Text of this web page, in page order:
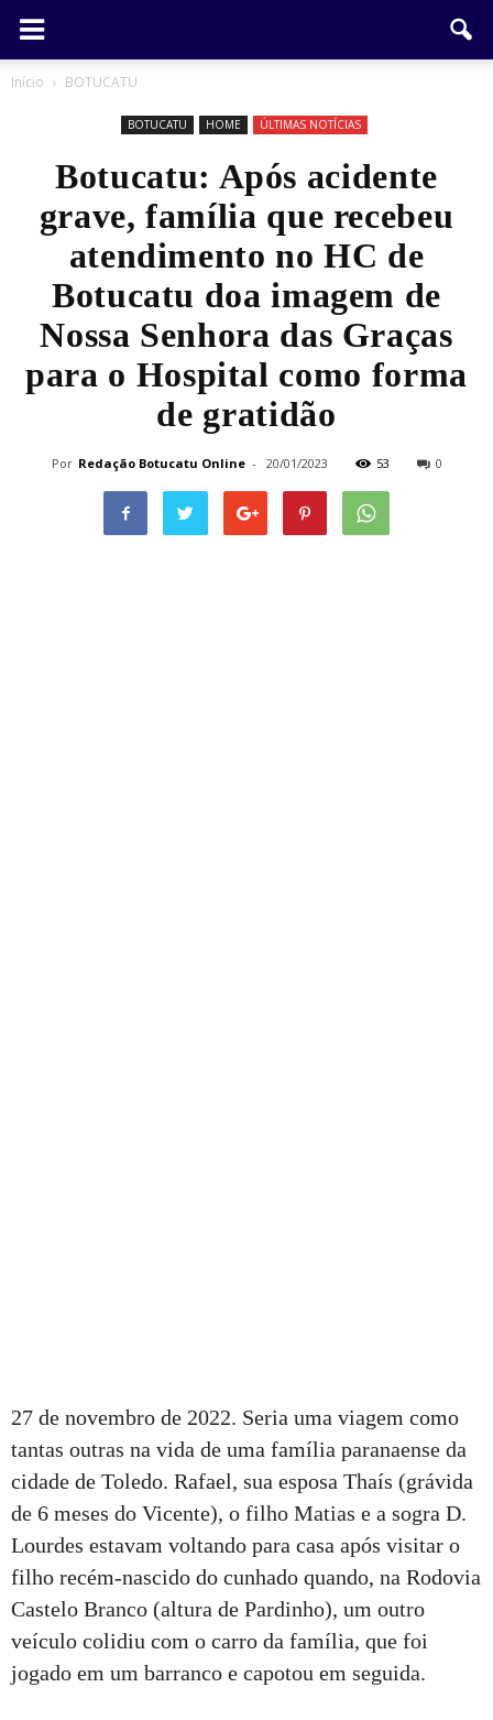
Início BOTUCATU
BOTUCATU HOME ÚLTIMAS NOTÍCIAS
Botucatu: Após acidente
grave, família que recebeu
atendimento no HC de
Botucatu doa imagem de
Nossa Senhora das Graças
para o Hospital como forma
de gratidão
Por Redação Botucatu Online - 20/01/2023 53 0
27 de novembro de 2022. Seria uma viagem como
tantas outras na vida de uma família paranaense da
cidade de Toledo. Rafael, sua esposa Thaís (grávida
de 6 meses do Vicente), o filho Matias e a sogra D.
Lourdes estavam voltando para casa após visitar o
filho recém-nascido do cunhado quando, na Rodovia
Castelo Branco (altura de Pardinho), um outro
veículo colidiu com o carro da família, que foi
jogado em um barranco e capotou em seguida.